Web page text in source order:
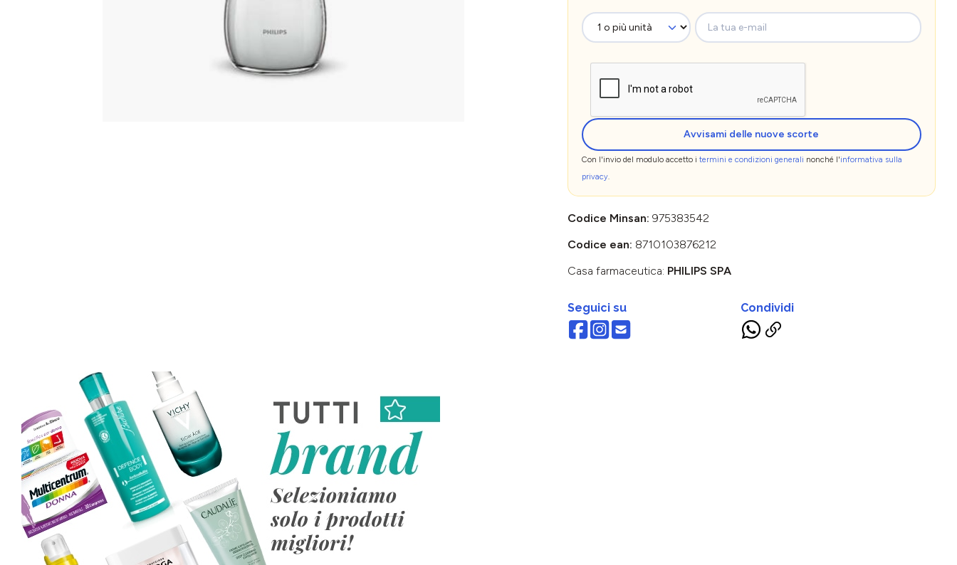
La tua e-mail
Avvisami delle nuove scorte
Con l'invio del modulo accetto i termini e condizioni generali nonché l'informativa sulla
privacy.
Codice Minsan: 975383542
Codice ean: 8710103876212
Casa farmaceutica: PHILIPS SPA
Seguici su Condividi